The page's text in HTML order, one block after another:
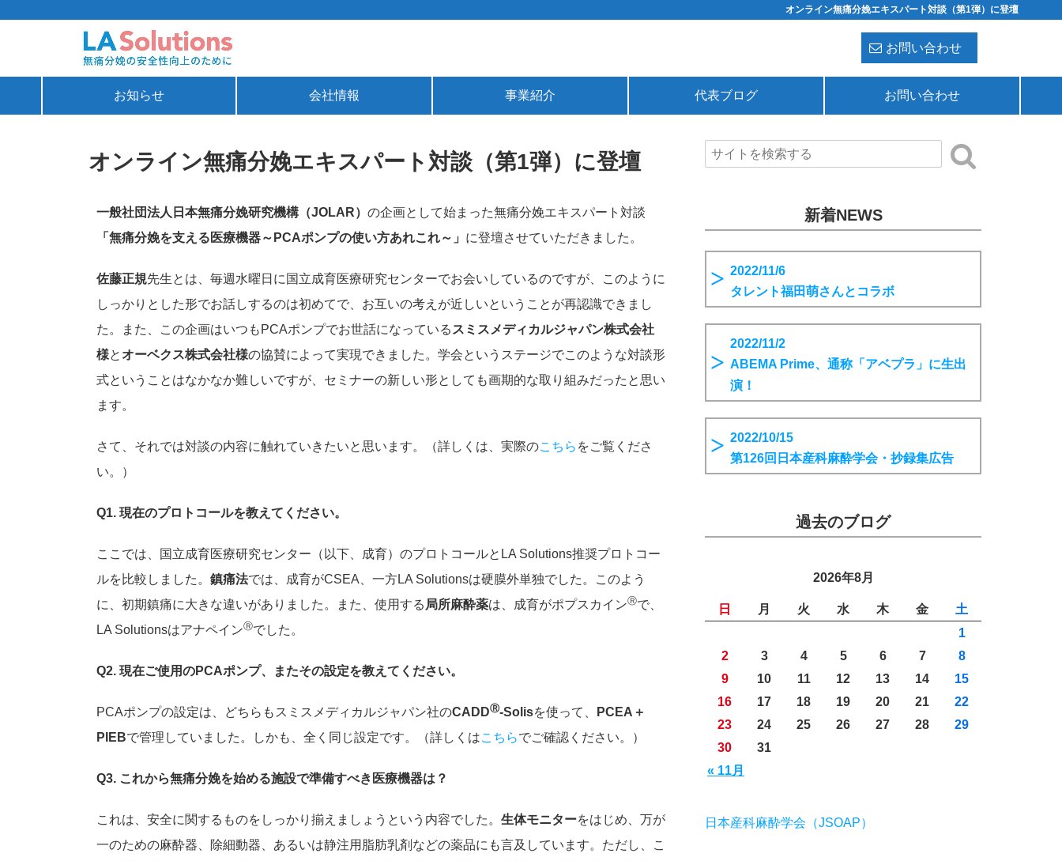
オンライン無痛分娩エキスパート対談（第1弾）に登壇
お問い合わせ
お知らせ 会社情報 事業紹介 代表ブログ お問い合わせ
オンライン無痛分娩エキスパート対談（第1弾）に登壇
一般社団法人日本無痛分娩研究機構（JOLAR） の企画として始まった無痛分娩エキスパート対談
「無痛分娩を支える医療機器～PCAポンプの使い方あれこれ～」 に登壇させていただきました。
佐藤正規先生とは、毎週水曜日に国立成育医療研究センターでお会いしているのですが、このように
しっかりとした形でお話しするのは初めてで、お互いの考えが近しいということが再認識できまし
た。また、この企画はいつもPCAポンプでお世話になっている スミスメディカルジャパン株式会社
様と オーベクス株式会社様の協賛によって実現できました。学会というステージでこのような対談形
式ということはなかなか難しいですが、セミナーの新しい形としても画期的な取り組みだったと思い
ます。
さて、それでは対談の内容に触れていきたいと思います。（詳しくは、実際のこちら をご覧くださ
い。）
Q1. 現在のプロトコールを教えてください。
ここでは、国立成育医療研究センター（以下、成育）のプロトコールとLA Solutions推奨プロトコー
ルを比較しました。 鎮痛法では、成育がCSEA、一方LA Solutionsは硬膜外単独でした。このよう
に、初期鎮痛に大きな違いがありました。また、使用する 局所麻酔薬は、成育がポプスカインⓇで、
LA SolutionsはアナペインⓇでした。
Q2. 現在ご使用のPCAポンプ、またその設定を教えてください。
PCAポンプの設定は、どちらもスミスメディカルジャパン社のCADDⓇ-Solisを使って、
PCEA＋
PIEBで管理していました。しかも、全く同じ設定です。（詳しくはこちらでご確認ください。）
Q3. これから無痛分娩を始める施設で準備すべき医療機器は？
これは、安全に関するものをしっかり揃えましょうという内容でした。 生体モニターをはじめ、万が
一のための麻酔器、除細動器、あるいは静注用脂肪乳剤などの薬品にも言及しています。ただし、こ
新着NEWS
2022/11/6
タレント福田萌さんとコラボ
2022/11/2
ABEMA Prime、通称「アベプラ」に生出
演！
2022/10/15
第126回日本産科麻酔学会・抄録集広告
過去のブログ
2026年8月
日 月 火 水 木 金 土
« 11月
1
2
3 4 5 6 7
8
9
10 11 12 13 14
15
16
17 18 19 20 21
22
23
24 25 26 27 28
29
30
31
日本産科麻酔学会（JSOAP）